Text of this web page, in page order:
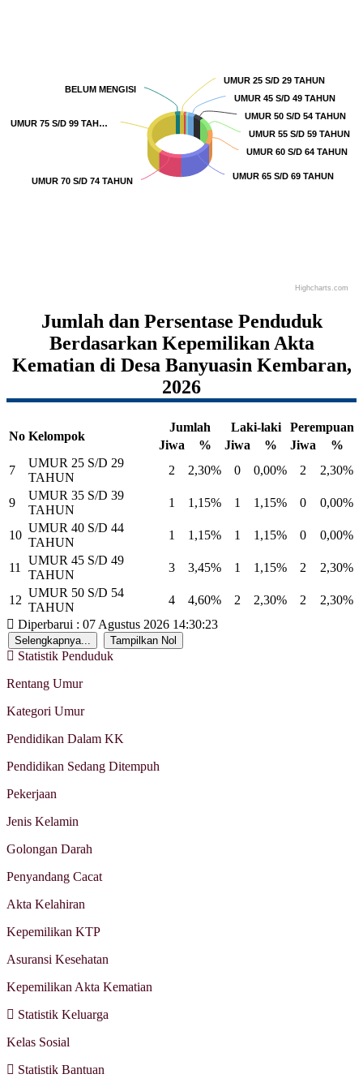
UMUR 25 S/D 29 TAHUN
UMUR 25 S/D 29 TAHUN
UMUR 45 S/D 49 TAHUN
UMUR 45 S/D 49 TAHUN
UMUR 50 S/D 54 TAHUN
UMUR 50 S/D 54 TAHUN
UMUR 55 S/D 59 TAHUN
UMUR 55 S/D 59 TAHUN
UMUR 60 S/D 64 TAHUN
UMUR 60 S/D 64 TAHUN
UMUR 65 S/D 69 TAHUN
UMUR 65 S/D 69 TAHUN
UMUR 70 S/D 74 TAHUN
UMUR 70 S/D 74 TAHUN
UMUR 75 S/D 99 TAH…
UMUR 75 S/D 99 TAH…
BELUM MENGISI
BELUM MENGISI
Highcharts.com
Jumlah dan Persentase Penduduk
Berdasarkan Kepemilikan Akta
Kematian di Desa Banyuasin Kembaran,
2026
No Kelompok
Jumlah Laki-laki
Perempuan
Jiwa
% Jiwa % Jiwa
%
7
UMUR 25 S/D 29
TAHUN
2 2,30% 0 0,00% 2 2,30%
9
UMUR 35 S/D 39
TAHUN
1 1,15% 1 1,15% 0 0,00%
10
UMUR 40 S/D 44
TAHUN
1 1,15% 1 1,15% 0 0,00%
11
UMUR 45 S/D 49
TAHUN
3 3,45% 1 1,15% 2 2,30%
12
UMUR 50 S/D 54
TAHUN
4 4,60% 2 2,30% 2
2,30%
Diperbarui : 07 Agustus 2026 14:30:23
Selengkapnya... Tampilkan Nol
Statistik Penduduk
Rentang Umur
Kategori Umur
Pendidikan Dalam KK
Pendidikan Sedang Ditempuh
Pekerjaan
Jenis Kelamin
Golongan Darah
Penyandang Cacat
Akta Kelahiran
Kepemilikan KTP
Asuransi Kesehatan
Kepemilikan Akta Kematian
Statistik Keluarga
Kelas Sosial
Statistik Bantuan